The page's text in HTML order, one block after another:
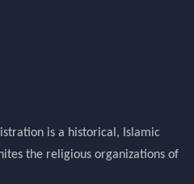
is a historical, Islamic
the religious organizations of